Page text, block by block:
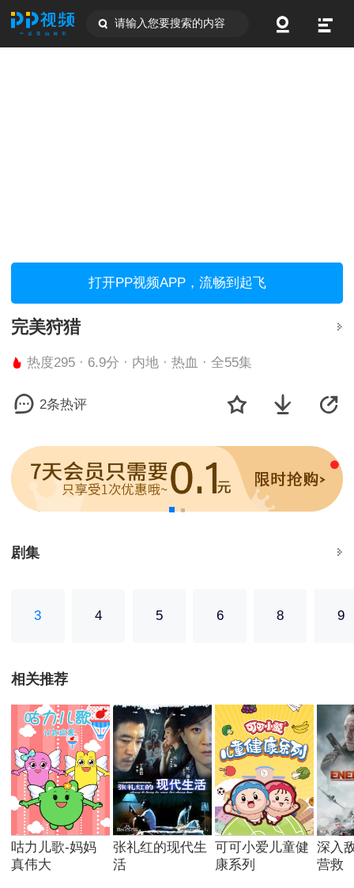
请输入您要搜索的内容
打开PP视频APP，流畅到起飞
完美狩猎
热度295 · 6.9分 · 内地 · 热血 · 全55集
2条热评
剧集
3 4 5 6 8 9
相关推荐
咕力儿歌-妈妈
真伟大
张礼红的现代生
活
可可小爱儿童健
康系列
深入
营救